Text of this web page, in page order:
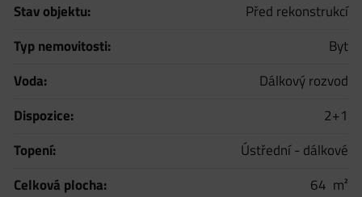
Stav objektu:
Před rekonstrukcí
Typ nemovitosti:
Byt
Voda:
Dálkový rozvod
Dispozice:
2+1
Topení:
Ústřední - dálkové
Celková plocha:
64